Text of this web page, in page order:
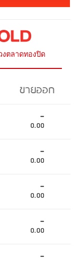
งตลาดทองปิด
ขายออก
-
0.00
-
0.00
-
0.00
-
0.00